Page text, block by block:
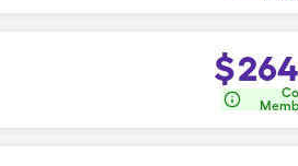
$